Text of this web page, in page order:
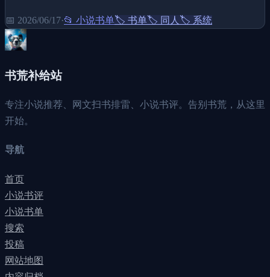
📅 2026/06/17·📂 小说书单🏷️ 书单🏷️ 同人 🏷️ 系统
书荒补给站
专注小说推荐、网文扫书排雷、小说书评。告别书荒，从这里
开始。
导航
首页
小说书评
小说书单
搜索
投稿
网站地图